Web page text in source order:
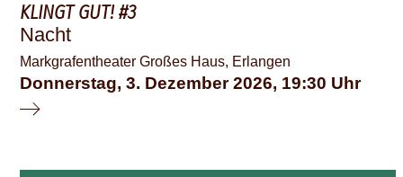
KLINGT GUT! #3
Nacht
Markgrafentheater Großes Haus, Erlangen
Donnerstag, 3. Dezember 2026 19:30